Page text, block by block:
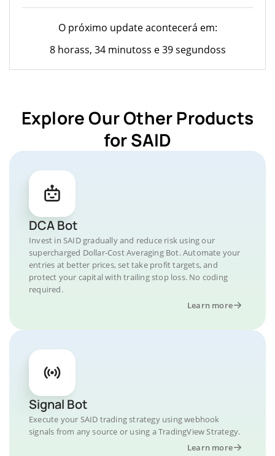
O próximo update acontecerá em:
8 horass, 34 minutoss e 39 segundoss
Explore Our Other Products
for SAID
DCA Bot
Invest in SAID gradually and reduce risk using our
supercharged Dollar-Cost Averaging Bot. Automate your
entries at better prices, set take profit targets, and
protect your capital with trailing stop loss. No coding
required.
Learn more
Signal Bot
Execute your SAID trading strategy using webhook
signals from any source or using a TradingView Strategy.
Learn more